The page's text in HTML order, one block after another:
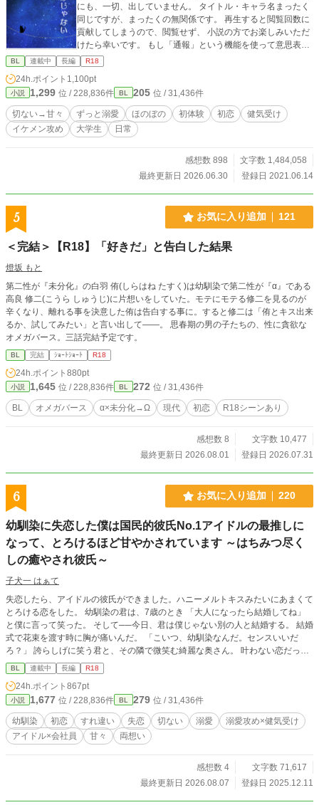
にも、一切、出していません。 タイトル・キャラ名まったく
同じですが、まったくの無関係です。 再生すると閲覧回数に
貢献してしまうので、閲覧せず、 小説の方でお楽しみいただ
けたら幸いです。 もし「通報」という機能を使って意思表示
をしていただける方がいらっしゃいましたら、皆様が安全な
形でご協力いただけると、とても心強いです。 「恋なんかじ
ゃない」で検索しても出てこなくなるのを願って。 とりあえ
ず、動画からこちらにくる方もいるかもしれませんので、こ
の文章をしばらく載せておきます。 ◆◇◆ のどかに甘々を読
みたい方、ぜひ…♡ 超モテまくりで遊んではいたけど好きっ
て気持ちも執着も知らなかった攻めくんが、平凡だけど可愛
位、猫可愛がりに可愛がるお話です(*´艸`*)♡ 中の皆、ちょっ
とずつ色々成長もしているはず……(*'ω'*) ※ただただ、好き
気力upします(*'ω'*)♡ 匿名がよろしければ、Twitterのマシュ
マロから♡ 頂けると嬉しいです♡ モロツヨシさまの「人間
た。 ◇ ◇ ◇ ◇ あまもあもさま に描いて頂いた素敵な
と思います🩷
BL 連載中 長編 R18
24h.ポイント 1,100pt
小説 1,299 位 / 228,836件 BL 205 位 / 31,436件
切ない→甘々 ずっと溺愛 ほのぼの 初体験 初恋
健気受け
イケメン攻め
大学生 日常
感想数 898
文字数 1,484,058
最終更新日 2026.06.30
登録日 2021.06.14
5 お気に入り追加 121
＜完結＞【R18】「好きだ」と告白した結果
燈坂 もと
第二性が『未分化』の白羽 侑(しらはね たすく)は幼馴染で第二性が『α』である
高良 修二(こうら しゅうじ)に片想いをしていた。モテにモテる修二を見るのが
辛くなり、離れる事を決意した侑は告白する事に。すると修二は「侑とキス出来
るか、試してみたい」と言い出して——。 思春期の男の子たちの、性に貪欲な
オメガバース。三話完結予定です。
BL 完結 ｼｮｰﾄｼｮｰﾄ R18
24h.ポイント 880pt
小説 1,645 位 / 228,836件 BL 272 位 / 31,436件
BL オメガバース α×未分化→Ω 現代 初恋 R18シーンあり
感想数 8
文字数 10,477
最終更新日 2026.08.01
登録日 2026.07.31
6 お気に入り追加 220
幼馴染に失恋した僕は国民的彼氏No.1アイドルの最推しに
なって、とろけるほど甘やかされています ～はちみつ尽く
しの癒やされ彼氏～
子犬一 はぁて
失恋したら、アイドルの彼氏ができました。ハニーメルトキスみたいにあまくて
とろける恋をした。 幼馴染の君は、7歳のとき 「大人になったら結婚してね」
と僕に言って笑った。 そして──今日、君は僕じゃない別の人と結婚する。 結婚
式で花束を渡す時に胸が痛いんだ。 「こいつ、幼馴染なんだ。センスいいだ
ろ？」 誇らしげに笑う君と、その隣で微笑む綺麗な奥さん。 叶わない恋だって
わかってる。 それでも、氷砂糖みたいに君との甘い思い出を、僕だけの宝箱に
しまって生きていく。 君の幸せを願うことだけが、僕にできる最後の恋だか
ら。 そう思って、失恋の悲しみを猫カフェで埋めていたある日のこと。 僕
は“彼“に出逢った。 その人は僕に愛を教えてくれる人でした。 はちみつみたい
に甘くてやさしくてとろける恋。ハニーメルトキスって言葉が似合う人。 そし
て僕はどうやら彼の最推しになってしまったらしいんです。 けれど、彼の生き
方は僕とはまるで正反対で──。 『国民的彼氏No.1』カリスマアイドル×失恋
ございます♡♡ わたしの押し間違いで、ネタバレあり表示になってしまいまし
た。 変更ができないようなので、こちらでお知らせさせていただきます(*^^*) ご
BL 連載中 長編 R18
24h.ポイント 867pt
小説 1,677 位 / 228,836件 BL 279 位 / 31,436件
幼馴染 初恋 すれ違い 失恋 切ない 溺愛
溺愛攻め×健気受け
アイドル×会社員
甘々 両想い
感想数 4
文字数 71,617
最終更新日 2026.08.07
登録日 2025.12.11